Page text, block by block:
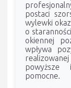
postaci
wylewki
o
okiennej
wpływa
powyższe
pomocne.